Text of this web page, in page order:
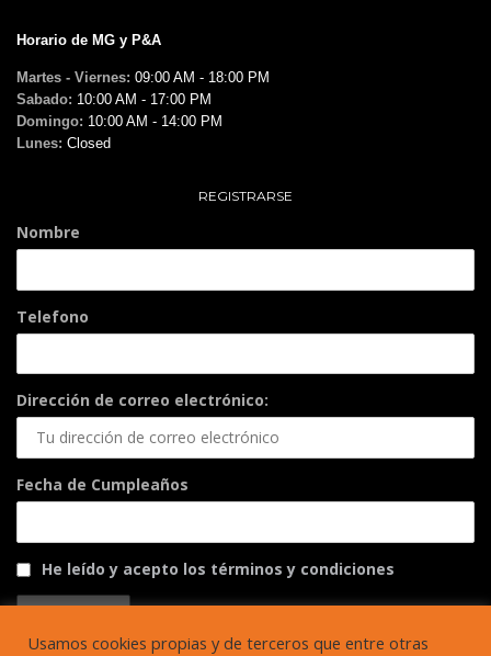
Horario de MG y P&A
Martes - Viernes: 09:00 AM - 18:00 PM
Sabado: 10:00 AM - 17:00 PM
Domingo: 10:00 AM - 14:00 PM
Lunes: Closed
REGISTRARSE
Nombre
Telefono
Dirección de correo electrónico:
Fecha de Cumpleaños
He leído y acepto los términos y condiciones
Usamos cookies propias y de terceros que entre otras